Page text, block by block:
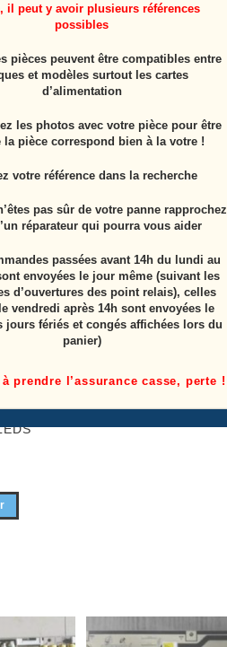
Télé Écran Casser
aussi…
il peut y avoir plusieurs références
possibles
pièces peuvent être compatibles entre
et modèles surtout les cartes
d’alimentation
les photos avec votre pièce pour être
la pièce correspond bien à la votre !
votre référence dans la recherche
pas sûr de votre panne rapprochez
réparateur qui pourra vous aider
passées avant 14h du lundi au
envoyées le jour même (suivant les
d’ouvertures des point relais), celles
vendredi après 14h sont envoyées le
jours fériés et congés affichées lors du
panier)
prendre l’assurance casse, perte !